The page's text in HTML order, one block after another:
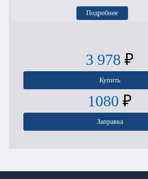
Подробнее
3 978 ₽
Купить
1080 ₽
Заправка